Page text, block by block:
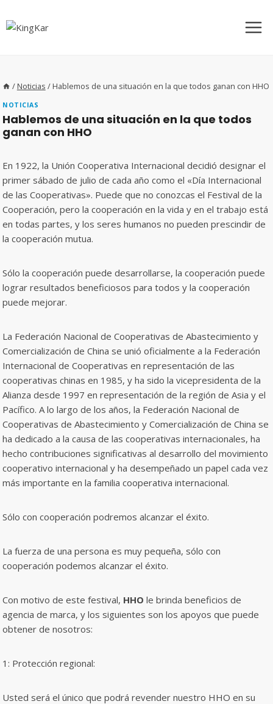
contenido
/ Noticias / Hablemos de una situación en la que todos ganan con HHO
NOTICIAS
Hablemos de una situación en la que todos
ganan con HHO
En 1922, la Unión Cooperativa Internacional decidió designar el
primer sábado de julio de cada año como el «Día Internacional
de las Cooperativas». Puede que no conozcas el Festival de la
Cooperación, pero la cooperación en la vida y en el trabajo está
en todas partes, y los seres humanos no pueden prescindir de
la cooperación mutua.
Sólo la cooperación puede desarrollarse, la cooperación puede
lograr resultados beneficiosos para todos y la cooperación
puede mejorar.
La Federación Nacional de Cooperativas de Abastecimiento y
Comercialización de China se unió oficialmente a la Federación
Internacional de Cooperativas en representación de las
cooperativas chinas en 1985, y ha sido la vicepresidenta de la
Alianza desde 1997 en representación de la región de Asia y el
Pacífico. A lo largo de los años, la Federación Nacional de
Cooperativas de Abastecimiento y Comercialización de China se
ha dedicado a la causa de las cooperativas internacionales, ha
hecho contribuciones significativas al desarrollo del movimiento
cooperativo internacional y ha desempeñado un papel cada vez
más importante en la familia cooperativa internacional.
Sólo con cooperación podremos alcanzar el éxito.
La fuerza de una persona es muy pequeña, sólo con
cooperación podemos alcanzar el éxito.
Con motivo de este festival, HHO le brinda beneficios de
agencia de marca, y los siguientes son los apoyos que puede
obtener de nosotros:
1: Protección regional:
Usted será el único que podrá revender nuestro HHO en su